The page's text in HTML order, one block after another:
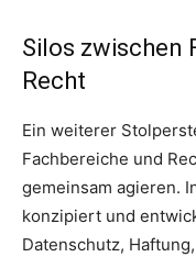
Silos zwischen
Recht
Ein weiterer
Fachbereiche und
gemeinsam agieren.
konzipiert und
Datenschutz,